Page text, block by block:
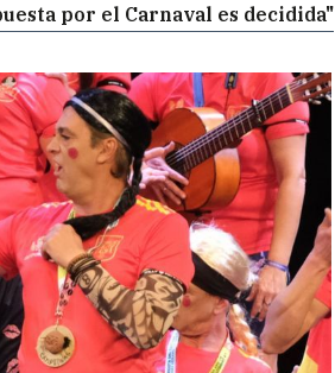
por el Carnaval es decidida"